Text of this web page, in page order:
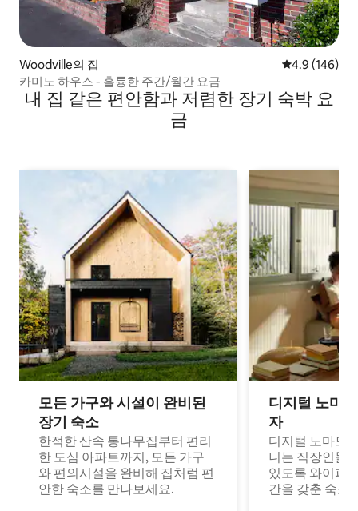
Woodville의 집 평점 4.9점(5
4.9 (146)
카미노 하우스 - 훌륭한 주간/월간 요금
내 집 같은 편안함과 저렴한 장기 숙박 요
금
모든 가구와 시설이 완비된
장기 숙소
한적한 산속 통나무집부터 편리
한 도심 아파트까지, 모든 가구
와 편의시설을 완비해 집처럼 편
안한 숙소를 만나보세요.
디지털 노마
자
디지털 노마드
니는 직장인들
있도록 와이파
간을 갖춘 숙소